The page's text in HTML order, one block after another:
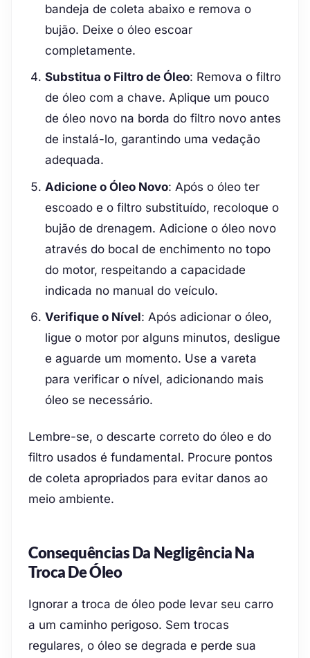
bandeja de coleta abaixo e remova o
bujão. Deixe o óleo escoar
completamente.
Substitua o Filtro de Óleo: Remova o filtro
de óleo com a chave. Aplique um pouco
de óleo novo na borda do filtro novo antes
de instalá-lo, garantindo uma vedação
adequada.
Adicione o Óleo Novo: Após o óleo ter
escoado e o filtro substituído, recoloque o
bujão de drenagem. Adicione o óleo novo
através do bocal de enchimento no topo
do motor, respeitando a capacidade
indicada no manual do veículo.
Verifique o Nível: Após adicionar o óleo,
ligue o motor por alguns minutos, desligue
e aguarde um momento. Use a vareta
para verificar o nível, adicionando mais
óleo se necessário.
Lembre-se, o descarte correto do óleo e do
filtro usados é fundamental. Procure pontos
de coleta apropriados para evitar danos ao
meio ambiente.
Consequências Da Negligência Na
Troca De Óleo
Ignorar a troca de óleo pode levar seu carro
a um caminho perigoso. Sem trocas
regulares, o óleo se degrada e perde sua